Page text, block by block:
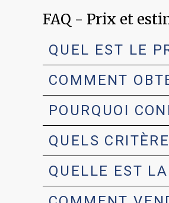
FAQ - Prix et
QUEL EST LE
COMMENT
POURQUOI
QUELS
QUELLE EST